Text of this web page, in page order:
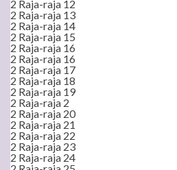
2 Raja-raja 12
2 Raja-raja 13
2 Raja-raja 14
2 Raja-raja 15
2 Raja-raja 16
2 Raja-raja 16
2 Raja-raja 17
2 Raja-raja 18
2 Raja-raja 19
2 Raja-raja 2
2 Raja-raja 20
2 Raja-raja 21
2 Raja-raja 22
2 Raja-raja 23
2 Raja-raja 24